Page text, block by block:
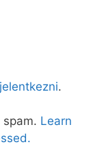
.
Learn